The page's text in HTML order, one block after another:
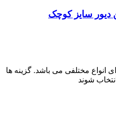
انواع مختلفی می باشد. گزینه ها
شوند